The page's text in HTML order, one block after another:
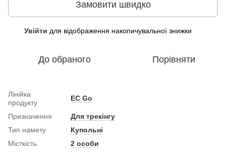
Замовити швидко
Увійти для відображення накопичувальної знижки
До обраного Порівняти
Лінійка
продукту
EC Go
Призначення
Для трекінгу
Тип намету
Купольні
Місткість
2 особи